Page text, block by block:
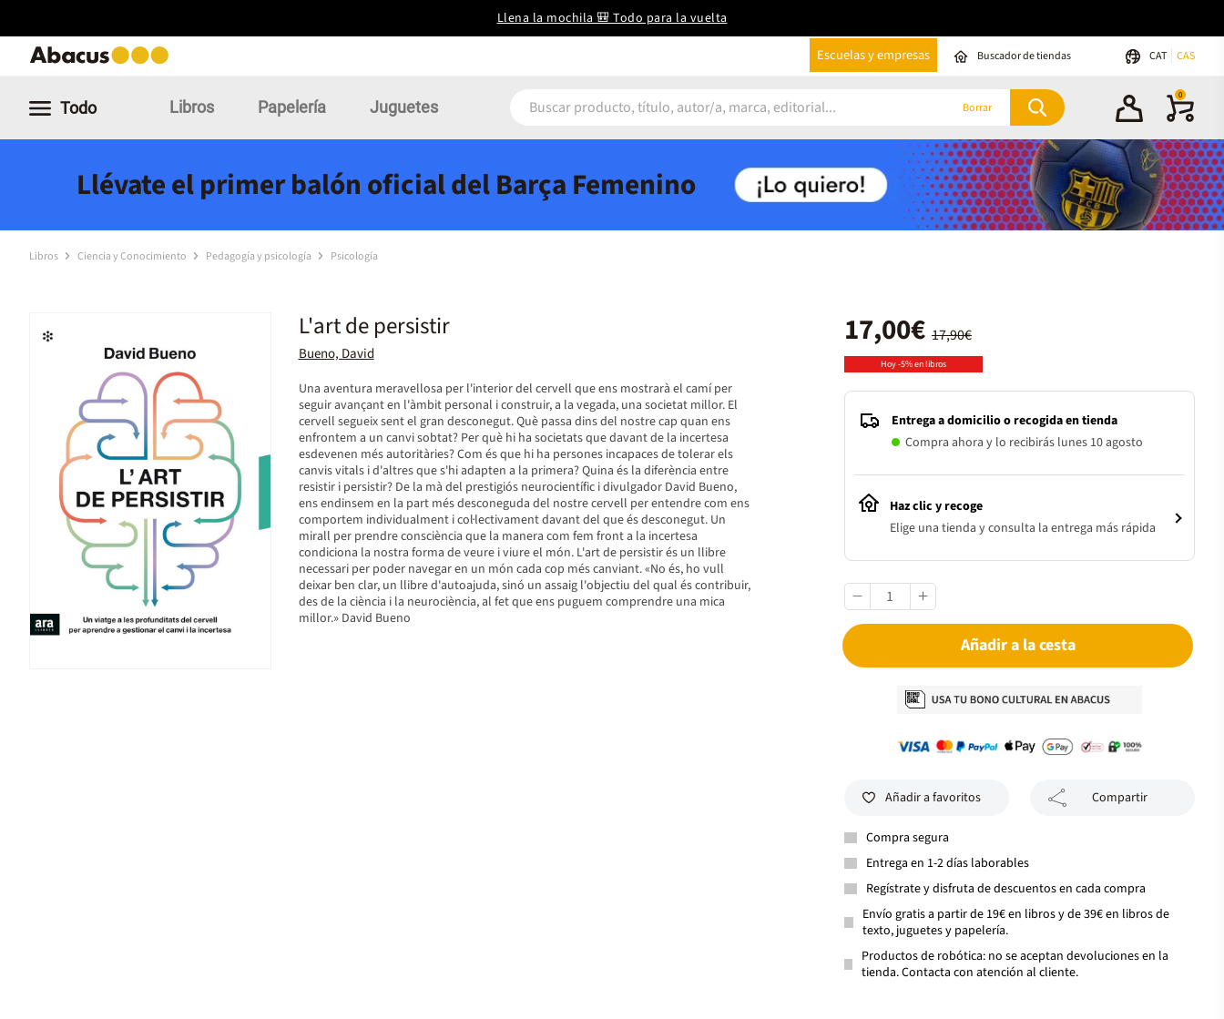
Llena la mochila 🎒 Todo para la vuelta
Escuelas y empresas Buscador de tiendas CAT CAS
Todo Libros Papelería Juguetes Borrar
0
Llévate el primer balón oficial del Barça Femenino
Libros Ciencia y Conocimiento Pedagogía y psicología Psicología
L'art de persistir
Bueno, David
Una aventura meravellosa per l'interior del cervell que ens mostrarà el camí per
seguir avançant en l'àmbit personal i construir, a la vegada, una societat millor. El
cervell segueix sent el gran desconegut. Què passa dins del nostre cap quan ens
enfrontem a un canvi sobtat? Per què hi ha societats que davant de la incertesa
esdevenen més autoritàries? Com és que hi ha persones incapaces de tolerar els
canvis vitals i d'altres que s'hi adapten a la primera? Quina és la diferència entre
resistir i persistir? De la mà del prestigiós neurocientífic i divulgador David Bueno,
ens endinsem en la part més desconeguda del nostre cervell per entendre com ens
comportem individualment i col·lectivament davant del que és desconegut. Un
mirall per prendre consciència que la manera com fem front a la incertesa
condiciona la nostra forma de veure i viure el món. L'art de persistir és un llibre
necessari per poder navegar en un món cada cop més canviant. «No és, ho vull
deixar ben clar, un llibre d'autoajuda, sinó un assaig l'objectiu del qual és contribuir,
des de la ciència i la neurociència, al fet que ens puguem comprendre una mica
millor.» David Bueno
17,90€
17,00€
Hoy -5% en libros
Entrega a domicilio o recogida en tienda
Compra ahora y lo recibirás lunes 10 agosto
Haz clic y recoge
Elige una tienda y consulta la entrega más rápida
Añadir a la cesta
Añadir a favoritos Compartir
Compra segura
Entrega en 1-2 días laborables
Regístrate y disfruta de descuentos en cada compra
Envío gratis a partir de 19€ en libros y de 39€ en libros de
texto, juguetes y papelería.
Productos de robótica: no se aceptan devoluciones en la
tienda. Contacta con atención al cliente.